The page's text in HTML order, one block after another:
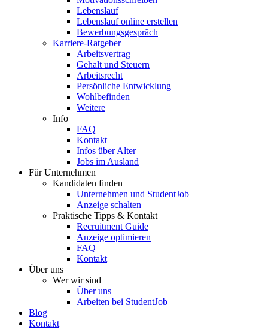
Lebenslauf
Lebenslauf online erstellen
Bewerbungsgespräch
Karriere-Ratgeber
Arbeitsvertrag
Gehalt und Steuern
Arbeitsrecht
Persönliche Entwicklung
Wohlbefinden
Weitere
Info
FAQ
Kontakt
Infos über Alter
Jobs im Ausland
Für Unternehmen
Kandidaten finden
Unternehmen und StudentJob
Anzeige schalten
Praktische Tipps & Kontakt
Recruitment Guide
Anzeige optimieren
FAQ
Kontakt
Über uns
Wer wir sind
Über uns
Arbeiten bei StudentJob
Blog
Kontakt